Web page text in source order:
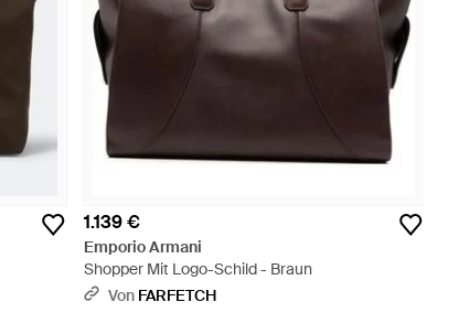
1.139 €
Emporio Armani
Shopper Mit Logo-Schild - Braun
Von FARFETCH